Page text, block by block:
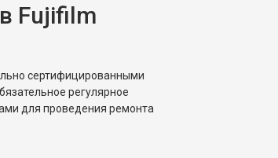
Fujifilm
сертифицированными
регулярное
для проведения ремонта